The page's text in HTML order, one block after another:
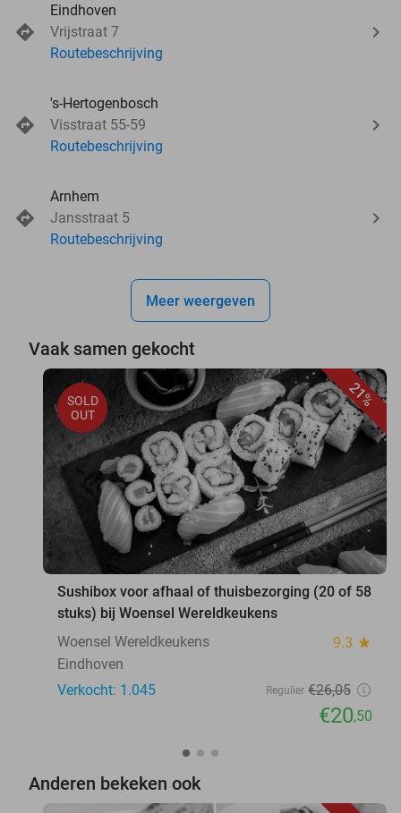
Eindhoven
Vrijstraat 7
Routebeschrijving
's-Hertogenbosch
Visstraat 55-59
Routebeschrijving
Arnhem
Jansstraat 5
Routebeschrijving
Meer weergeven
Vaak samen gekocht
21%
SOLD
OUT
Sushibox voor afhaal of thuisbezorging (20 of 58
stuks) bij Woensel Wereldkeukens
Woensel Wereldkeukens
9.3 star
Eindhoven
Verkocht: 1.045
Regulier €26,05
€20,50
Anderen bekeken ook